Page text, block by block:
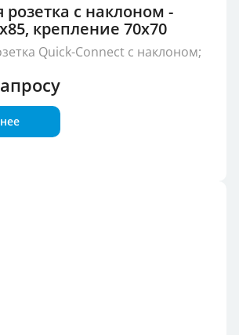
с наклоном -
крепление 70x70
Quick-Connect с наклоном;